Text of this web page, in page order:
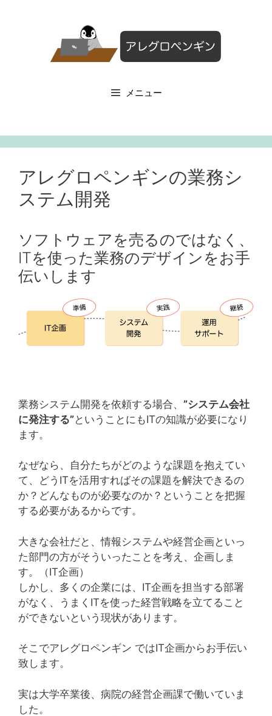
メニュー
アレグロペンギンの業務シ
ステム開発
ソフトウェアを売るのではなく、
ITを使った業務のデザインをお手
伝いします
業務システム開発を依頼する場合、 ”システム会社
に発注する”ということにもITの知識が必要になり
ます。
なぜなら、自分たちがどのような課題を抱えてい
て、どうITを活用すればその課題を解決できるの
か？どんなものが必要なのか？ということを把握
する必要があるからです。
大きな会社だと、情報システムや経営企画といっ
た部門の方がそういったことを考え、企画しま
す。（IT企画）
しかし、多くの企業には、IT企画を担当する部署
がなく、うまくITを使った経営戦略を立てること
ができないという現状があります。
そこでアレグロペンギン ではIT企画からお手伝い
致します。
実は大学卒業後、病院の経営企画課で働いていま
した。